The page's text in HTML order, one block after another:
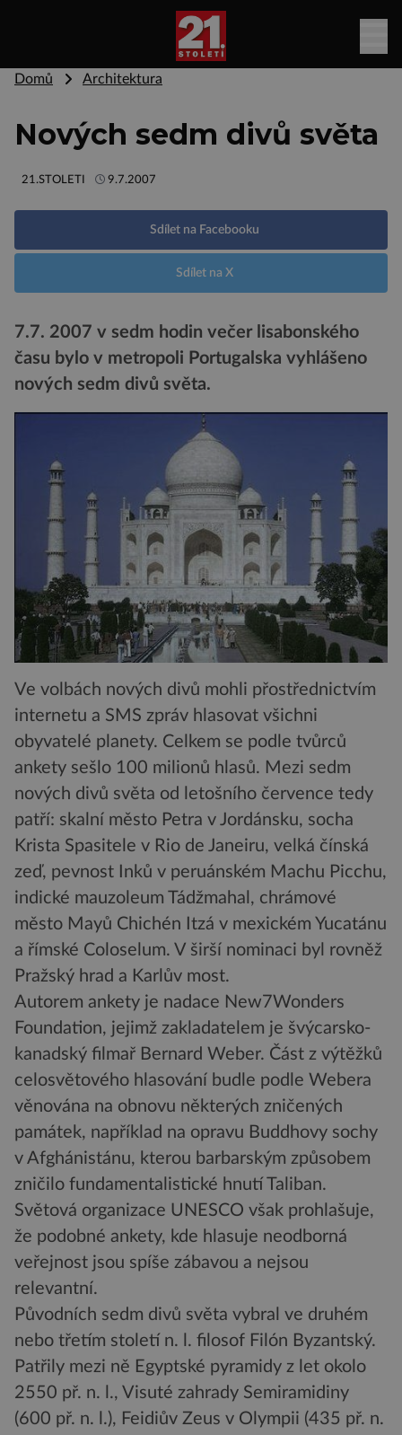
Domů Architektura
Nových sedm divů světa
21.STOLETI 9.7.2007
Sdílet na Facebooku
Sdílet na X
7.7. 2007 v sedm hodin večer lisabonského
času bylo v metropoli Portugalska vyhlášeno
nových sedm divů světa.
Ve volbách nových divů mohli přostřednictvím
internetu a SMS zpráv hlasovat všichni
obyvatelé planety. Celkem se podle tvůrců
ankety sešlo 100 milionů hlasů. Mezi sedm
nových divů světa od letošního července tedy
patří: skalní město Petra v Jordánsku, socha
Krista Spasitele v Rio de Janeiru, velká čínská
zeď, pevnost Inků v peruánském Machu Picchu,
indické mauzoleum Tádžmahal, chrámové
město Mayů Chichén Itzá v mexickém Yucatánu
a římské Coloselum. V širší nominaci byl rovněž
Pražský hrad a Karlův most.
Autorem ankety je nadace New7Wonders
Foundation, jejimž zakladatelem je švýcarsko-
kanadský filmař Bernard Weber. Část z výtěžků
celosvětového hlasování budle podle Webera
věnována na obnovu některých zničených
památek, například na opravu Buddhovy sochy
v Afghánistánu, kterou barbarským způsobem
zničilo fundamentalistické hnutí Taliban.
Světová organizace UNESCO však prohlašuje,
že podobné ankety, kde hlasuje neodborná
veřejnost jsou spíše zábavou a nejsou
relevantní.
Původních sedm divů světa vybral ve druhém
nebo třetím století n. l. filosof Filón Byzantský.
Patřily mezi ně Egyptské pyramidy z let okolo
2550 př. n. l., Visuté zahrady Semiramidiny
(600 př. n. l.), Feidiův Zeus v Olympii (435 př. n.